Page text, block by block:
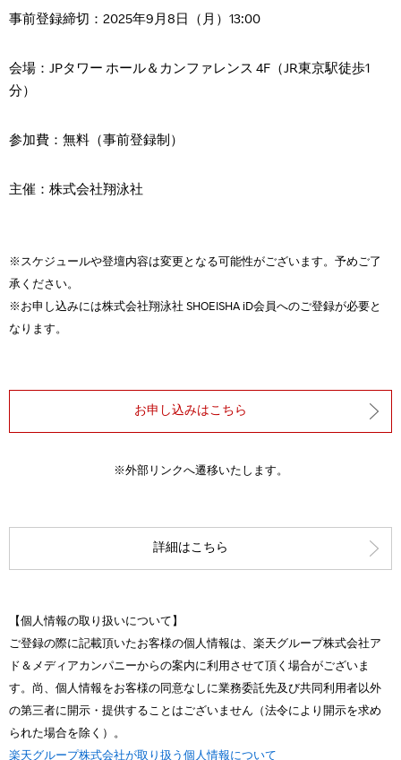
事前登録締切：2025年9月8日（月）13:00
会場：JPタワー ホール＆カンファレンス 4F（JR東京駅徒歩1
分）
参加費：無料（事前登録制）
主催：株式会社翔泳社
※スケジュールや登壇内容は変更となる可能性がございます。予めご了
承ください。
※お申し込みには株式会社翔泳社 SHOEISHA iD会員へのご登録が必要と
なります。
お申し込みはこちら
※外部リンクへ遷移いたします。
詳細はこちら
【個人情報の取り扱いについて】
ご登録の際に記載頂いたお客様の個人情報は、楽天グループ株式会社ア
ド＆メディアカンパニーからの案内に利用させて頂く場合がございま
す。尚、個人情報をお客様の同意なしに業務委託先及び共同利用者以外
の第三者に開示・提供することはございません（法令により開示を求め
られた場合を除く）。
楽天グループ株式会社が取り扱う個人情報について